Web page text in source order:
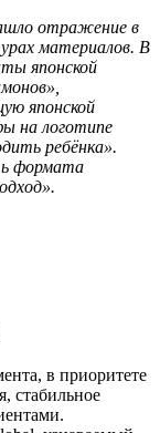
отражение в
материалов. В
японской
японской
на логотипе
ребёнка».
формата
в приоритете
стабильное